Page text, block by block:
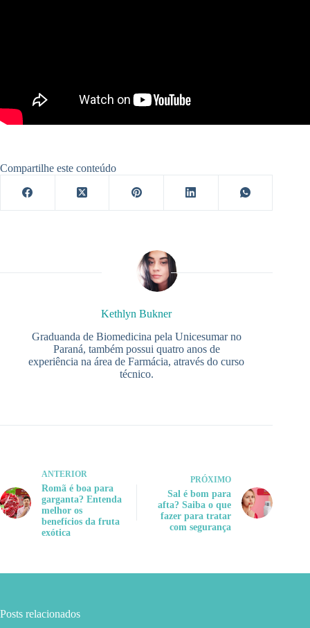
Compartilhe este conteúdo
Kethlyn Bukner
Graduanda de Biomedicina pela Unicesumar no
Paraná, também possui quatro anos de
experiência na área de Farmácia, através do curso
técnico.
ANTERIOR
Romã é boa para
garganta? Entenda
melhor os
benefícios da fruta
exótica
PRÓXIMO
Sal é bom para
afta? Saiba o que
fazer para tratar
com segurança
Posts relacionados